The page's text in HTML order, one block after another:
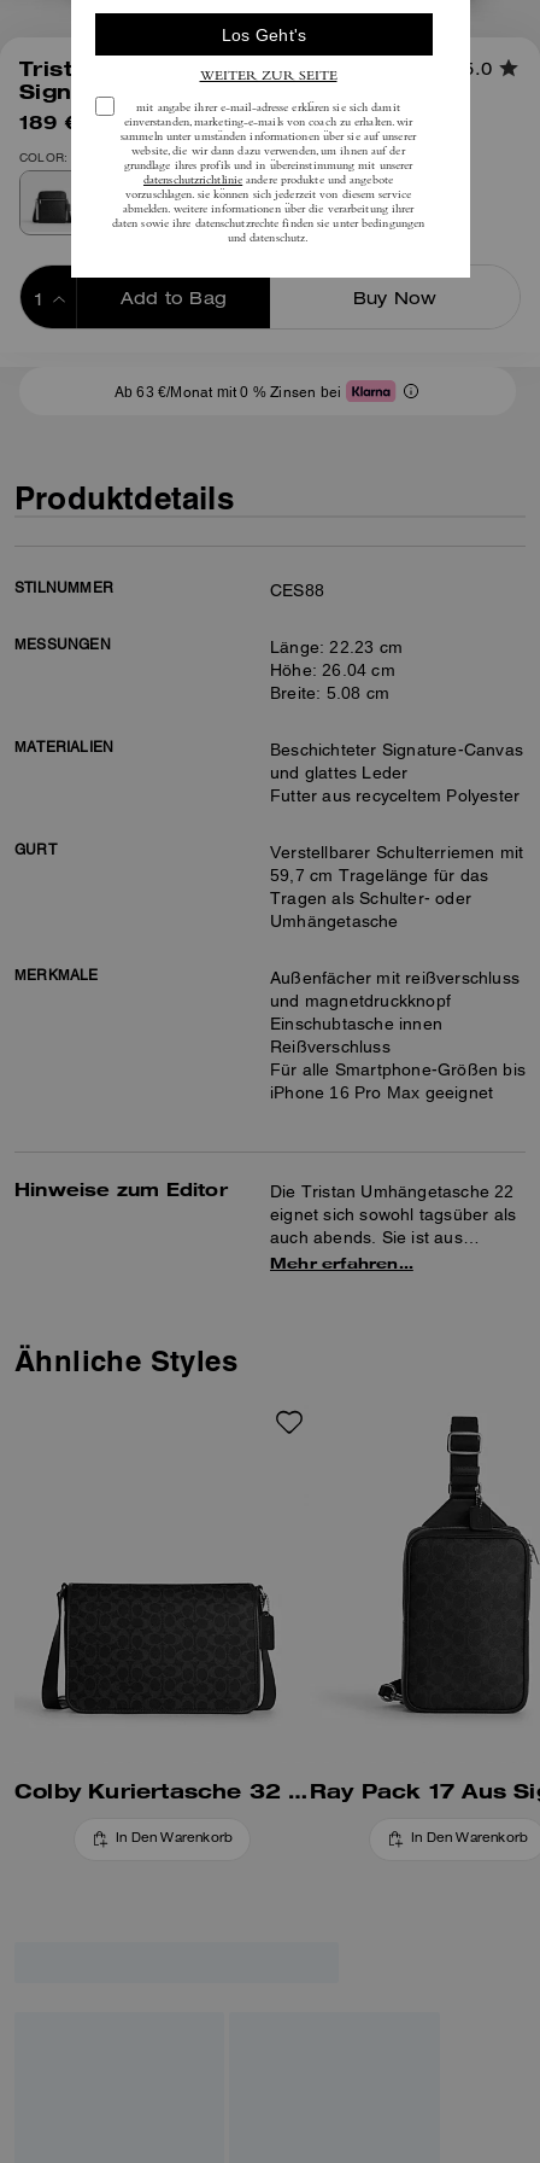
Tristan Crossbody Bag 22 Aus
Signature-Canvas
5.0
189 € 295 €(35%)inkl. MwSt.
COLOR: Silber/Schwarz Signature
Add to Bag Buy Now
Ab 63 €/Monat mit 0 % Zinsen bei
Produktdetails
STILNUMMER CES88
MESSUNGEN
Länge: 22.23 cm
Höhe: 26.04 cm
Breite: 5.08 cm
MATERIALIEN
Beschichteter Signature-Canvas
und glattes Leder
Futter aus recyceltem Polyester
GURT
Verstellbarer Schulterriemen mit
59,7 cm Tragelänge für das
Tragen als Schulter- oder
Umhängetasche
MERKMALE
Außenfächer mit reißverschluss
und magnetdruckknopf
Einschubtasche innen
Reißverschluss
Für alle Smartphone-Größen bis
iPhone 16 Pro Max geeignet
Hinweise zum Editor
Die Tristan Umhängetasche 22
eignet sich sowohl tagsüber als
auch abends. Sie ist aus
Signature-Canvas und glattem
Dinge. Der verstellbare
Schulterriemen ermöglicht
Mehr erfahren…
Ähnliche Styles
Colby Kuriertasche 32 Aus Signature-Canvas
In Den Warenkorb In Den Warenkorb